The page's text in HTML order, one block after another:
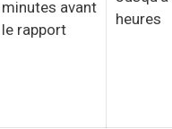
minutes avant
le rapport
heures